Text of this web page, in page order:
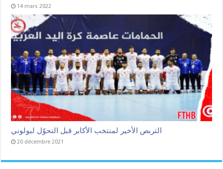
14 mars 2022
التربص الأخير لمنتخب الأكابر قبل التحوّل لبولوني
20 décembre 2021